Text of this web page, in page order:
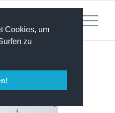
Cookies, um
zu